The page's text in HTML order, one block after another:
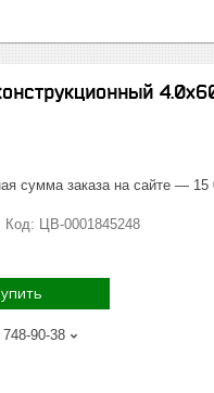
сумма заказа на сайте — 15
Код: ЦВ-0001845248
90-38